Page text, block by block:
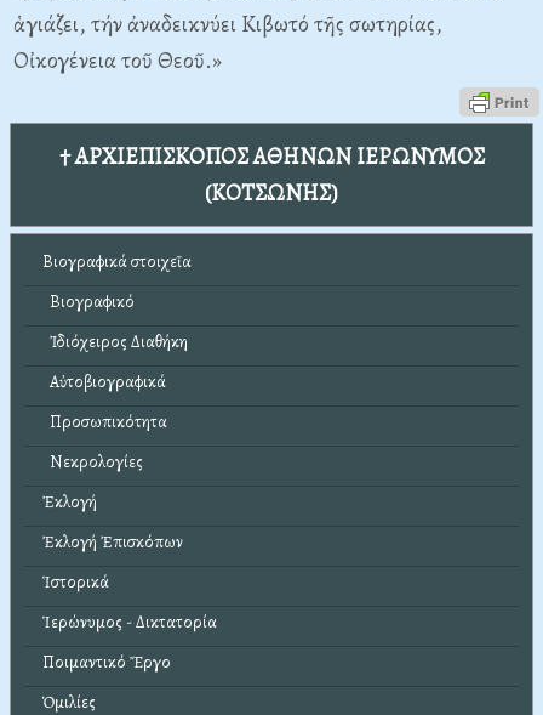
ἁγιάζει, τήν ἀναδεικνύει Κιβωτό τῆς σωτηρίας,
Οἰκογένεια τοῦ Θεοῦ.»
† ΑΡΧΙΕΠΙΣΚΟΠΟΣ ΑΘΗΝΩΝ ΙΕΡΩΝΥΜΟΣ
(ΚΟΤΣΩΝΗΣ)
Βιογραφικά στοιχεῖα
Βιογραφικό
Ἰδιόχειρος Διαθήκη
Αὐτοβιογραφικά
Προσωπικότητα
Νεκρολογίες
Ἐκλογή
Ἐκλογή Ἐπισκόπων
Ἱστορικά
Ἱερώνυμος - Δικτατορία
Ποιμαντικό Ἔργο
Ὁμιλίες